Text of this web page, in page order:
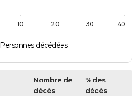
Personnes décédées
10 20 30 40
Nombre de
décès
% des
décès